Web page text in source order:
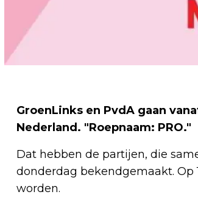
GroenLinks en PvdA gaan
Nederland. "Roepnaam: PRO."
Dat hebben de partijen, die
donderdag bekendgemaakt. Op
worden.